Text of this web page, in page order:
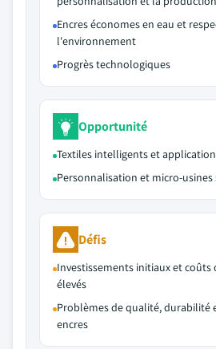
Encres économes en eau et
l'environnement
Progrès technologiques
Opportunité
Textiles intelligents et
Personnalisation et micro-
Défis
Investissements initiaux et
élevés
Problèmes de qualité, durabilité
encres